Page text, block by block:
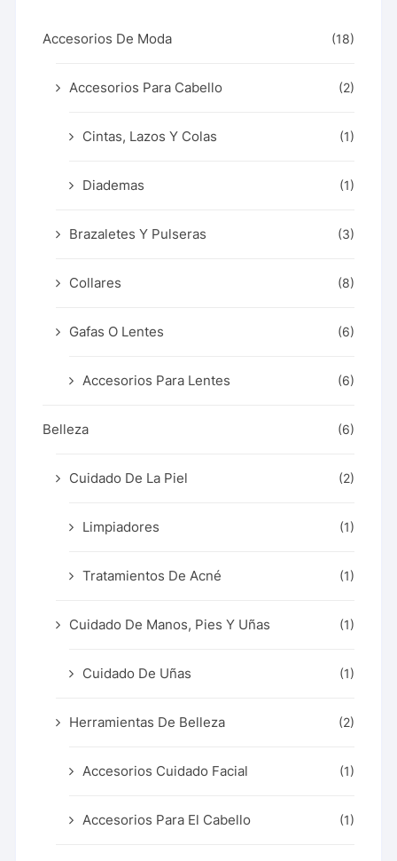
Accesorios De Moda (18)
Accesorios Para Cabello (2)
Cintas, Lazos Y Colas (1)
Diademas (1)
Brazaletes Y Pulseras (3)
Collares (8)
Gafas O Lentes (6)
Accesorios Para Lentes (6)
Belleza (6)
Cuidado De La Piel (2)
Limpiadores (1)
Tratamientos De Acné (1)
Cuidado De Manos, Pies Y Uñas (1)
Cuidado De Uñas (1)
Herramientas De Belleza (2)
Accesorios Cuidado Facial (1)
Accesorios Para El Cabello (1)